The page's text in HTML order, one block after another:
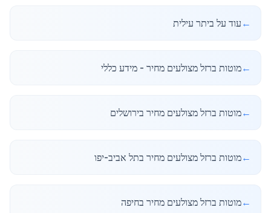
← עוד על ביתר עילית
←מוטות ברזל מצולעים מחיר - מידע כללי
←מוטות ברזל מצולעים מחיר בירושלים
←מוטות ברזל מצולעים מחיר בתל אביב-יפו
←מוטות ברזל מצולעים מחיר בחיפה